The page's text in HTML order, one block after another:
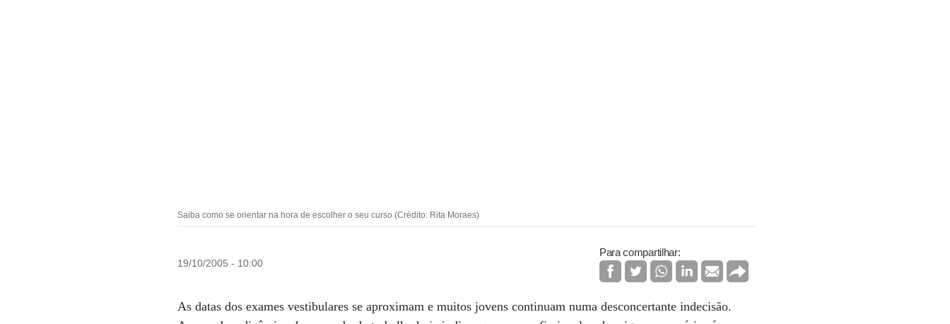
Saiba como se orientar na hora de escolher o seu curso (Crédito: Rita Moraes)
19/10/2005 - 10:00
Para compartilhar:
As datas dos exames vestibulares se aproximam e muitos jovens continuam numa desconcertante indecisão.